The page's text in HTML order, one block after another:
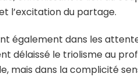
l’excitation du partage.
également dans les
délaissé le triolisme au
mais dans la complicité